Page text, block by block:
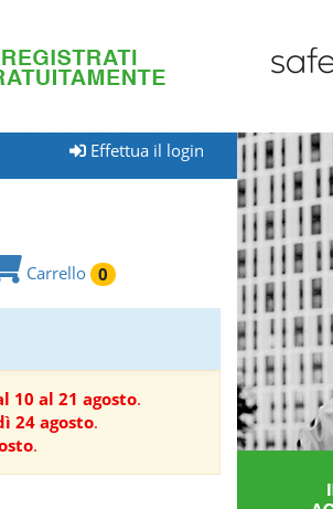
Effettua il login
Carrello 0
10 al 21 agosto.
24 agosto.
.